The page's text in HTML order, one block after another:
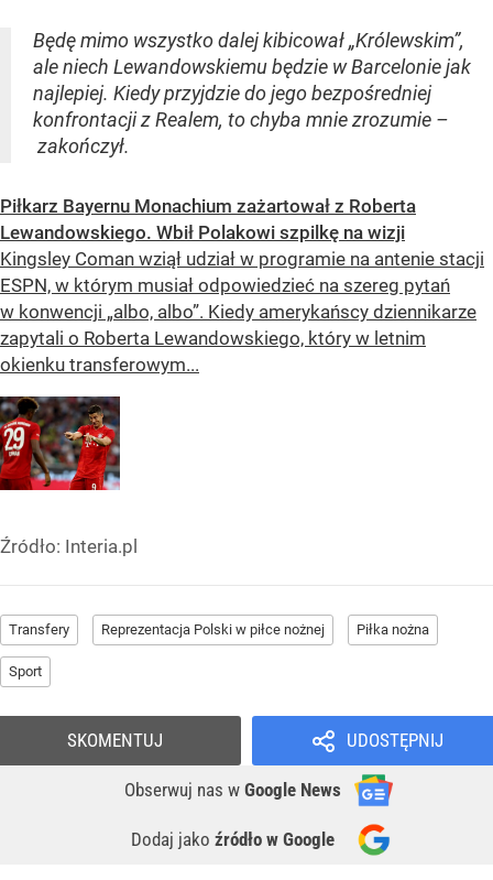
Będę mimo wszystko dalej kibicował „Królewskim”,
ale niech Lewandowskiemu będzie w Barcelonie jak
najlepiej. Kiedy przyjdzie do jego bezpośredniej
konfrontacji z Realem, to chyba mnie zrozumie –
zakończył.
Piłkarz Bayernu Monachium zażartował z Roberta
Lewandowskiego. Wbił Polakowi szpilkę na wizji
Kingsley Coman wziął udział w programie na antenie stacji
ESPN, w którym musiał odpowiedzieć na szereg pytań
w konwencji „albo, albo”. Kiedy amerykańscy dziennikarze
zapytali o Roberta Lewandowskiego, który w letnim
okienku transferowym...
Źródło: Interia.pl
Transfery Reprezentacja Polski w piłce nożnej Piłka nożna
Sport
UDOSTĘPNIJ
Obserwuj nas w Google News
Dodaj jako źródło w Google
SKOMENTUJ